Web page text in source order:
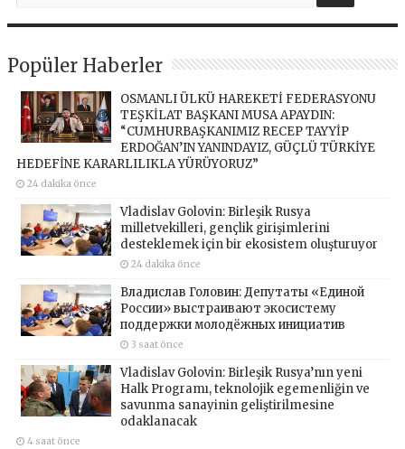
Popüler Haberler
OSMANLI ÜLKÜ HAREKETİ FEDERASYONU
TEŞKİLAT BAŞKANI MUSA APAYDIN:
“CUMHURBAŞKANIMIZ RECEP TAYYİP
ERDOĞAN’IN YANINDAYIZ, GÜÇLÜ TÜRKİYE
HEDEFİNE KARARLILIKLA YÜRÜYORUZ”
24 dakika önce
Vladislav Golovin: Birleşik Rusya
milletvekilleri, gençlik girişimlerini
desteklemek için bir ekosistem oluşturuyor
24 dakika önce
Владислав Головин: Депутаты «Единой
России» выстраивают экосистему
поддержки молодёжных инициатив
3 saat önce
Vladislav Golovin: Birleşik Rusya’nın yeni
Halk Programı, teknolojik egemenliğin ve
savunma sanayinin geliştirilmesine
odaklanacak
4 saat önce